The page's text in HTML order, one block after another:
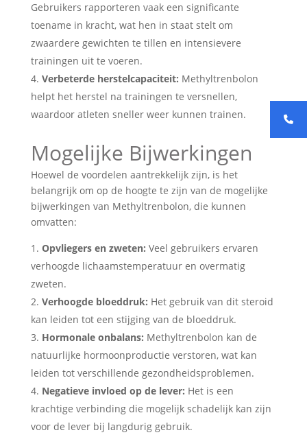
Gebruikers rapporteren vaak een significante
toename in kracht, wat hen in staat stelt om
zwaardere gewichten te tillen en intensievere
trainingen uit te voeren.
Verbeterde herstelcapaciteit: Methyltrenbolon
helpt het herstel na trainingen te versnellen,
waardoor atleten sneller weer kunnen trainen.
Mogelijke Bijwerkingen
Hoewel de voordelen aantrekkelijk zijn, is het
belangrijk om op de hoogte te zijn van de mogelijke
bijwerkingen van Methyltrenbolon, die kunnen
omvatten:
Opvliegers en zweten: Veel gebruikers ervaren
verhoogde lichaamstemperatuur en overmatig
zweten.
Verhoogde bloeddruk: Het gebruik van dit steroid
kan leiden tot een stijging van de bloeddruk.
Hormonale onbalans: Methyltrenbolon kan de
natuurlijke hormoonproductie verstoren, wat kan
leiden tot verschillende gezondheidsproblemen.
Negatieve invloed op de lever: Het is een
krachtige verbinding die mogelijk schadelijk kan zijn
voor de lever bij langdurig gebruik.